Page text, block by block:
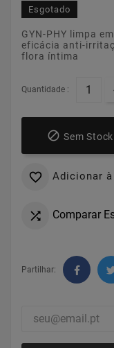
Esgotado
GYN-PHY limpa
eficácia anti-
flora íntima
Quantidade :
 Sem Stock
 Adicionar
 Comparar
Partilhar: